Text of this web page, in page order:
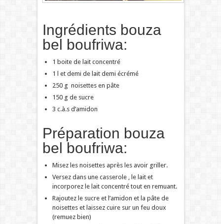
Ingrédients bouza
bel boufriwa:
1 boite de lait concentré
1 l et demi de lait demi écrémé
250 g noisettes en pâte
150 g de sucre
3 c.à.s d’amidon
Préparation bouza
bel boufriwa:
Misez les noisettes après les avoir griller.
Versez dans une casserole , le lait et
incorporez le lait concentré tout en remuant.
Rajoutez le sucre et l’amidon et la pâte de
noisettes et laissez cuire sur un feu doux
(remuez bien)